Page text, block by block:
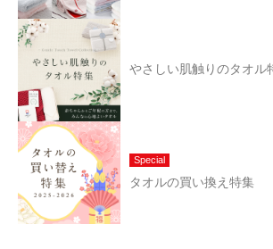
やさしい肌触りのタオル
Special
タオルの買い換え特集